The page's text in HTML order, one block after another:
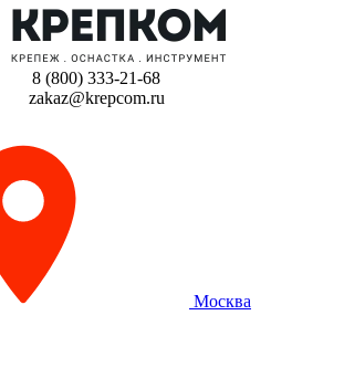
8 (800) 333-21-68
zakaz@krepcom.ru
Москва